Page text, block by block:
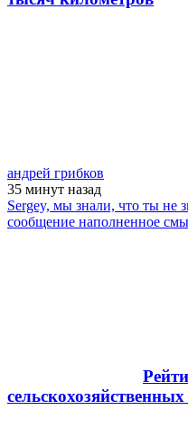
андрей грибков
35 минут назад
Sergey, мы знали, что ты не
сообщение наполненное